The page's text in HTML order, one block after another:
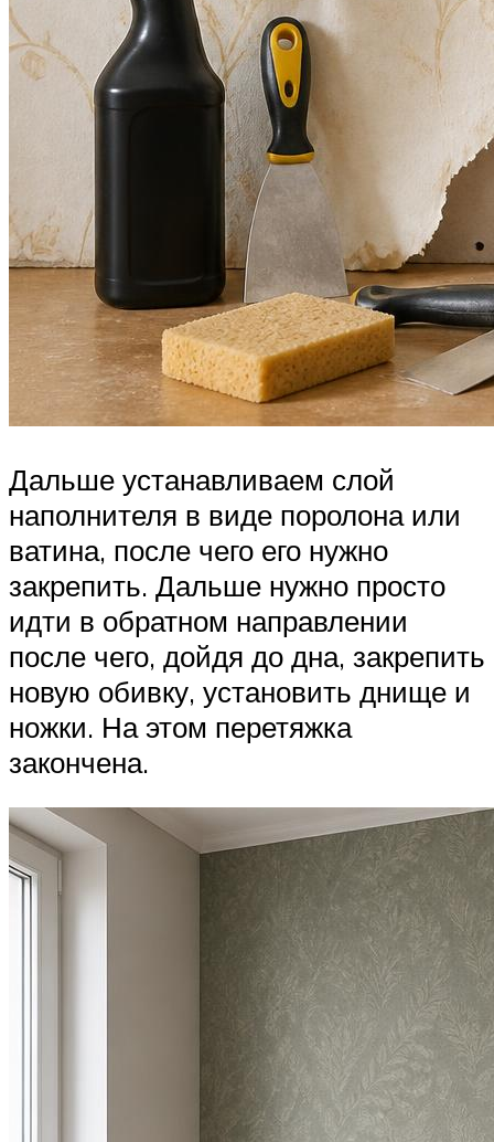
Дальше устанавливаем слой
наполнителя в виде поролона или
ватина, после чего его нужно
закрепить. Дальше нужно просто
идти в обратном направлении
после чего, дойдя до дна, закрепить
новую обивку, установить днище и
ножки. На этом перетяжка
закончена.